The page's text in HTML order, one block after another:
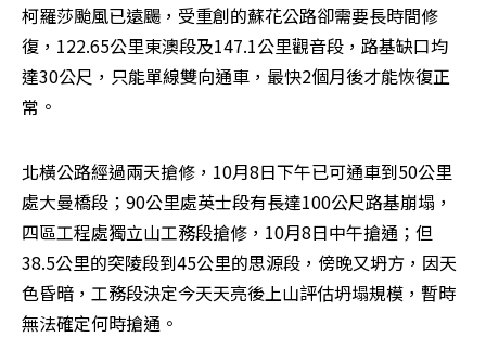
柯羅莎颱風已遠颺，受重創的蘇花公路卻需要長時間修
復，122.65公里東澳段及147.1公里觀音段，路基缺口均
達30公尺，只能單線雙向通車，最快2個月後才能恢復正
常。
北橫公路經過兩天搶修，10月8日下午已可通車到50公里
處大曼橋段；90公里處英士段有長達100公尺路基崩塌，
四區工程處獨立山工務段搶修，10月8日中午搶通；但
38.5公里的突陵段到45公里的思源段，傍晚又坍方，因天
色昏暗，工務段決定今天天亮後上山評估坍塌規模，暫時
無法確定何時搶通。